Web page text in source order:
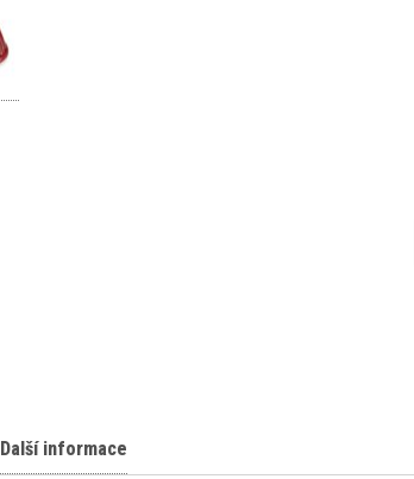
Další informace